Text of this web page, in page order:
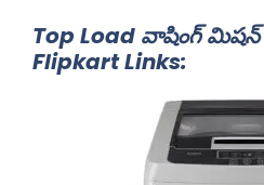
Top Load వాషింగ్ మిషన్
Flipkart Links: